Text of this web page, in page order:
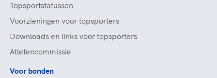
Topsportstatussen
Voorzieningen voor topsporters
Downloads en links voor topsporters
Atletencommissie
Voor bonden